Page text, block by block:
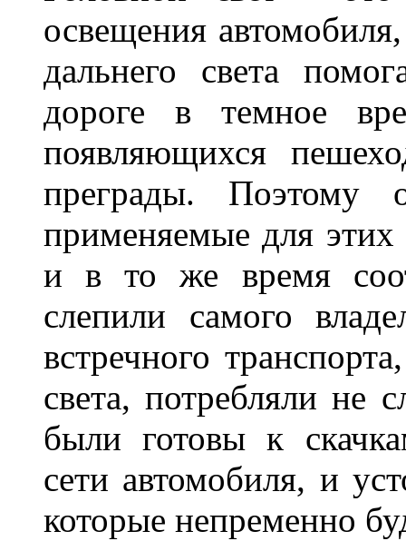
освещения
дальнего света
дороге в темное
появляющихся
преграды. Поэтому
применяемые для
и в то же время
слепили самого
встречного
света, потребляли не
были готовы к
сети автомобиля, и
которые непременно